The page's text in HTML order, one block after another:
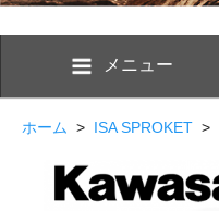
メニュー
ホーム > ISA SPROKET >